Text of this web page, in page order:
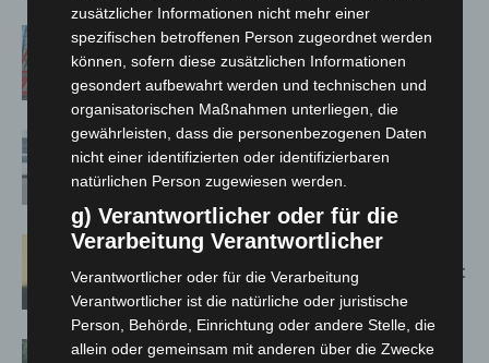
A2: Zweite Turbobaustelle startet
zwischen Hannover-West und
Bothfeld
Niedersachsen: Feuerwehrkräfte
kehren nach Waldbrandeinsatz aus
Spanien zurück
Hannover: Erste Tigermücken-
Population in Niedersachsen entdeckt
Brand im „Haus der Begegnung“ in
zusätzlicher Informationen nicht mehr einer
spezifischen betroffenen Person zugeordnet werden
können, sofern diese zusätzlichen Informationen
gesondert aufbewahrt werden und technischen und
organisatorischen Maßnahmen unterliegen, die
gewährleisten, dass die personenbezogenen Daten
nicht einer identifizierten oder identifizierbaren
natürlichen Person zugewiesen werden.
g) Verantwortlicher oder für die
Verarbeitung Verantwortlicher
Verantwortlicher oder für die Verarbeitung
Verantwortlicher ist die natürliche oder juristische
Person, Behörde, Einrichtung oder andere Stelle, die
allein oder gemeinsam mit anderen über die Zwecke